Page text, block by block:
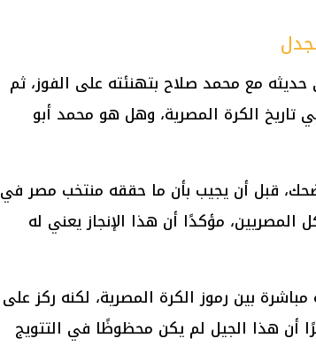
حديثه مع محمد صلاح بتهنئته على الفوز، ثم
تاريخ الكرة المصرية، وهل هو محمد أبو
قبل أن يجيب بأن ما حققه منتخب مصر في
مؤكدًا أن هذا الإنجاز يعني له
بين رموز الكرة المصرية، لكنه ركز على
أن هذا الجيل لم يكن محظوظًا في التتويج